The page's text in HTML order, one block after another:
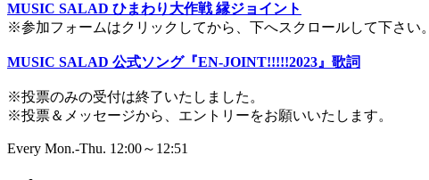
MUSIC SALAD ひまわり大作戦 縁ジョイント
※参加フォームはクリックしてから、下へスクロールして下さい。
MUSIC SALAD 公式ソング『EN-JOINT!!!!!2023』歌詞
※投票のみの受付は終了いたしました。
※投票＆メッセージから、エントリーをお願いいたします。
Every Mon.-Thu. 12:00～12:51